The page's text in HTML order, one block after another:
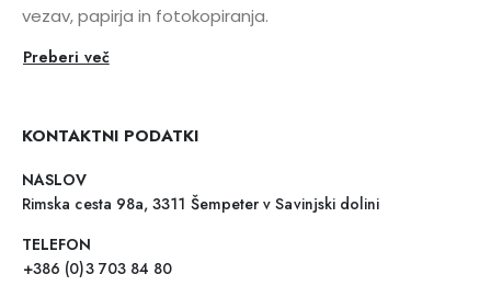
vezav, papirja in fotokopiranja.
Preberi več
KONTAKTNI PODATKI
NASLOV
Rimska cesta 98a, 3311 Šempeter v Savinjski dolini
TELEFON
+386 (0)3 703 84 80